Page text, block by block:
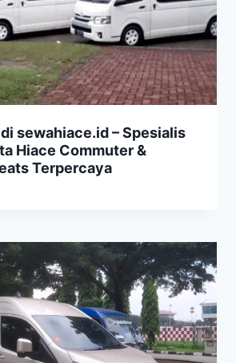
sewahiace.id – Spesialis
Hiace Commuter &
Terpercaya